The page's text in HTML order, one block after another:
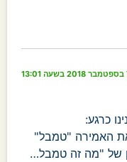
האמירה "טמבל"
של "מה זה טמבל…